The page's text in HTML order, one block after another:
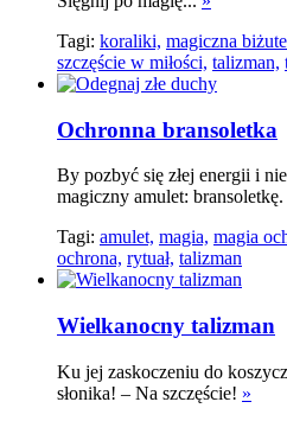
Tagi: koraliki, magiczna
szczęście w miłości, talizman,
Ochronna bransoletka
By pozbyć się złej energii i
magiczny amulet: bransoletkę.
Tagi: amulet, magia, magia
ochrona, rytuał, talizman
Wielkanocny talizman
Ku jej zaskoczeniu do
słonika! – Na szczęście! »